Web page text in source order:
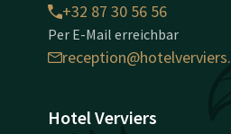
+32 87 30 56 56
Per E-Mail erreichbar
Hotel Verviers